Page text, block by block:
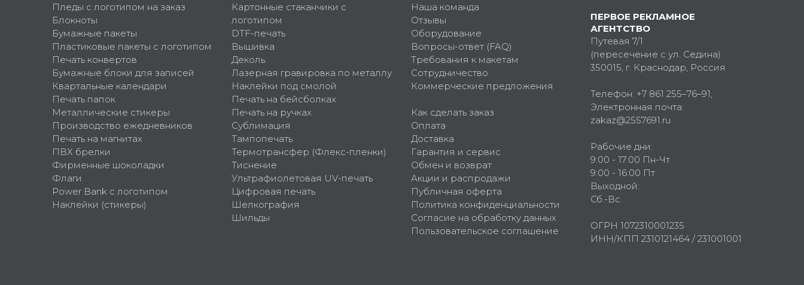
Пледы с логотипом на заказ
Блокноты
Бумажные пакеты
Пластиковые пакеты с логотипом
Печать конвертов
Бумажные блоки для записей
Квартальные календари
Печать папок
Металлические стикеры
Производство ежедневников
Печать на магнитах
ПВХ брелки
Фирменные шоколадки
Флаги
Power Bank с логотипом
Наклейки (стикеры)
Картонные стаканчики с
логотипом
DTF-печать
Вышивка
Деколь
Лазерная гравировка по металлу
Наклейки под смолой
Печать на бейсболках
Печать на ручках
Сублимация
Тампопечать
Термотрансфер (Флекс-пленки)
Тиснение
Ультрафиолетовая UV-печать
Цифровая печать
Шелкография
Шильды
Наша команда
Отзывы
Оборудование
Вопросы-ответ (FAQ)
Требования к макетам
Сотрудничество
Коммерческие предложения
Как сделать заказ
Оплата
Доставка
Гарантия и сервис
Обмен и возврат
Акции и распродажи
Публичная оферта
Политика конфиденциальности
Согласие на обработку данных
Пользовательское соглашение
ПЕРВОЕ РЕКЛАМНОЕ
АГЕНТСТВО
Путевая 7/1
(пересечение с ул. Седина)
350015, г. Краснодар, Россия
Телефон: +7 861 255–76–91,
Электронная почта:
zakaz@2557691.ru
Рабочие дни:
9:00 - 17:00 Пн-Чт
9:00 - 16:00 Пт
Выходной:
Сб.-Вс.
ОГРН 1072310001235
ИНН/КПП 2310121464 / 231001001